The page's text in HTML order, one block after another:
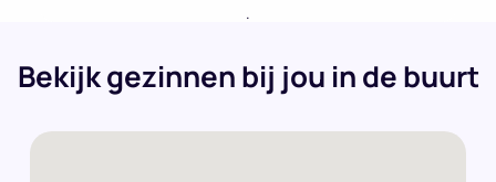
.
Bekijk gezinnen bij jou in de buurt